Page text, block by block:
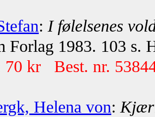
: I følelsenes
1983. 103 s.
70 kr Best. nr.
Helena von: